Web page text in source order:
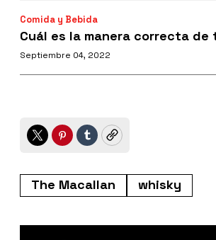
Comida y Bebida
Cuál es la manera correcta de
Septiembre 04, 2022
TwitterPinterest
TumblrCopy
The Macallan whisky